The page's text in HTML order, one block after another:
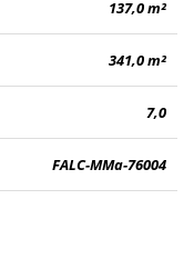
137,0 m²
341,0 m²
7,0
FALC-MMa-76004